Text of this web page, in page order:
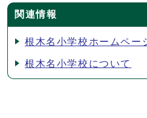
関連情報
根木名小学校ホームペー
根木名小学校について